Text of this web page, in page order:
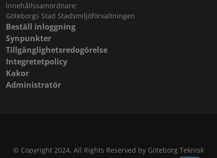
Innehållssamordnare:
Göteborgs Stad Stadsmiljöförvaltningen
Beställ inloggning
Synpunkter
Tillgänglighetsredogörelse
Integretetpolicy
Kakor
Administratör
© Copyright 2024, All Rights Reserved by Göteborg Teknisk